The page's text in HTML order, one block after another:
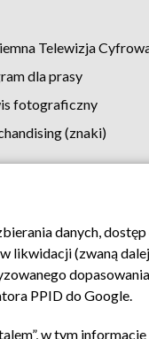
Telewizja
dla prasy
fotograficzny
(znaki)
reklamy Kontakt
danych,
likwidacji (zwaną
PPID do Google.
w tym